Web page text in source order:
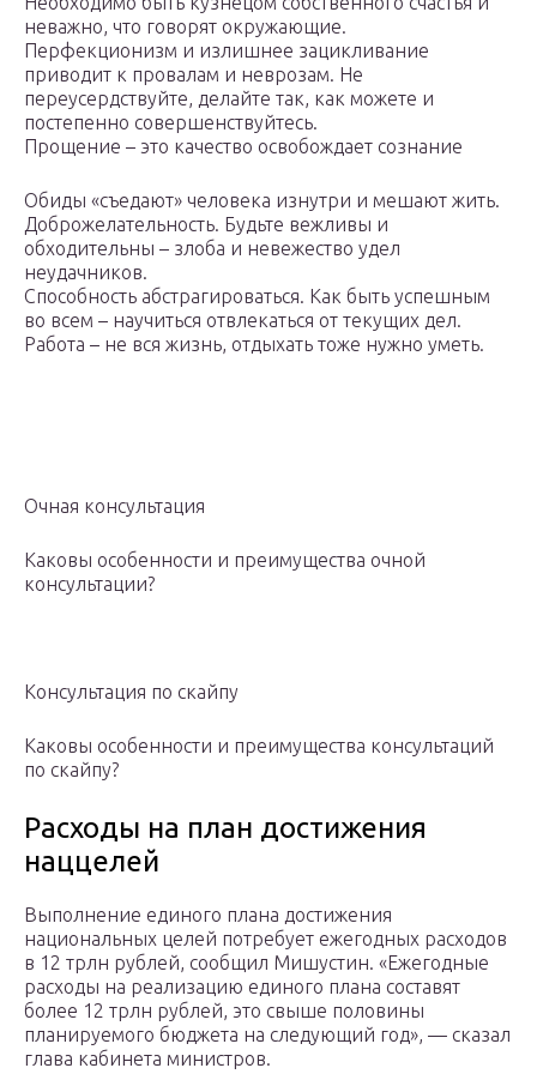
неважно, что говорят окружающие.
Перфекционизм и излишнее зацикливание
приводит к провалам и неврозам. Не
переусердствуйте, делайте так, как можете и
постепенно совершенствуйтесь.
Прощение – это качество освобождает сознание
Обиды «съедают» человека изнутри и мешают жить.
Доброжелательность. Будьте вежливы и
обходительны – злоба и невежество удел
неудачников.
Способность абстрагироваться. Как быть успешным
во всем – научиться отвлекаться от текущих дел.
Работа – не вся жизнь, отдыхать тоже нужно уметь.
Очная консультация
Каковы особенности и преимущества очной
консультации?
Консультация по скайпу
Каковы особенности и преимущества консультаций
по скайпу?
Расходы на план достижения
наццелей
Выполнение единого плана достижения
национальных целей потребует ежегодных расходов
в 12 трлн рублей, сообщил Мишустин. «Ежегодные
расходы на реализацию единого плана составят
более 12 трлн рублей, это свыше половины
планируемого бюджета на следующий год», — сказал
глава кабинета министров.